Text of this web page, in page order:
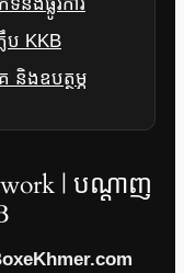
ប KKB
និងឧបត្ថម្ភ
| បណ្តាញ